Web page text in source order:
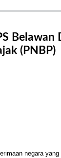
Belawan
(PNBP)
negara yang